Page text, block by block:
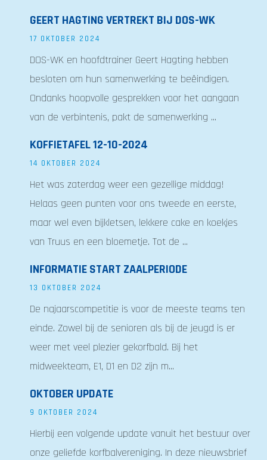
GEERT HAGTING VERTREKT BIJ DOS-WK
17 OKTOBER 2024
DOS-WK en hoofdtrainer Geert Hagting hebben
besloten om hun samenwerking te beëindigen.
Ondanks hoopvolle gesprekken voor het aangaan
van de verbintenis, pakt de samenwerking ...
KOFFIETAFEL 12-10-2024
14 OKTOBER 2024
Het was zaterdag weer een gezellige middag!
Helaas geen punten voor ons tweede en eerste,
maar wel even bijkletsen, lekkere cake en koekjes
van Truus en een bloemetje. Tot de ...
INFORMATIE START ZAALPERIODE
13 OKTOBER 2024
De najaarscompetitie is voor de meeste teams ten
einde. Zowel bij de senioren als bij de jeugd is er
weer met veel plezier gekorfbald. Bij het
midweekteam, E1, D1 en D2 zijn m...
OKTOBER UPDATE
9 OKTOBER 2024
Hierbij een volgende update vanuit het bestuur over
onze geliefde korfbalvereniging. In deze nieuwsbrief